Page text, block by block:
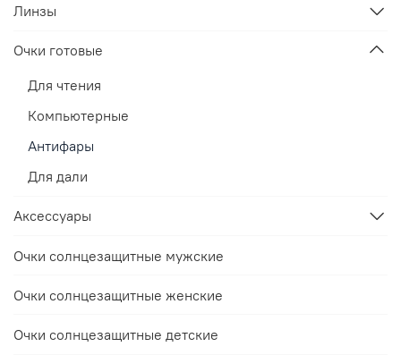
Линзы
Очки готовые
Для чтения
Компьютерные
Антифары
Для дали
Аксессуары
Очки солнцезащитные мужские
Очки солнцезащитные женские
Очки солнцезащитные детские